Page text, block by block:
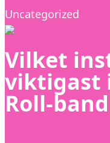
Uncategorized
Vilket
viktigast
Roll-band